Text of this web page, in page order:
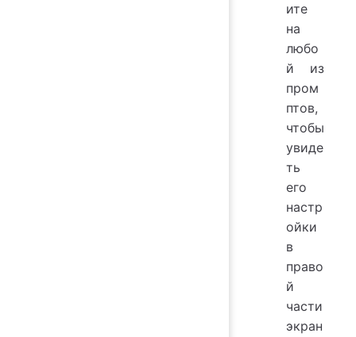
ите
на
любо
й из
пром
птов,
чтобы
увиде
ть
его
настр
ойки
в
право
й
части
экран